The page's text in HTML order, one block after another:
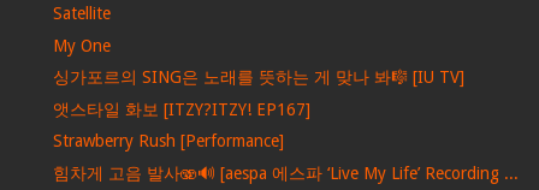
Satellite
My One
싱가포르의 SING은 노래를 뜻하는 게 맞나 봐🎼 [IU TV]
앳스타일 화보 [ITZY?ITZY! EP167]
Strawberry Rush [Performance]
힘차게 고음 발사🫨🔊 [aespa 에스파 ‘Live My Life’ Recording ...